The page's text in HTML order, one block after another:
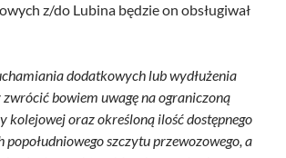
z/do Lubina będzie on obsługiwał
dodatkowych lub wydłużenia
bowiem uwagę na ograniczoną
oraz określoną ilość dostępnego
szczytu przewozowego, a